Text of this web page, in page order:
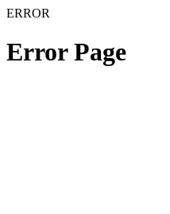
ERROR
Error Page